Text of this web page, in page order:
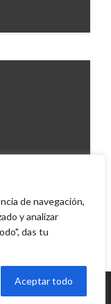
de navegación,
y analizar
das tu
Aceptar todo
1 de
2012